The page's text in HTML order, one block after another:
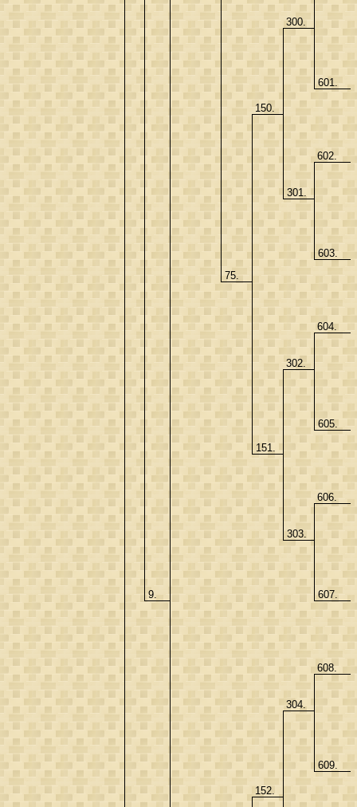
9.
75.
150.
300.
601.
301.
602.
603.
151.
302.
604.
605.
303.
606.
607.
152.
304.
608.
609.